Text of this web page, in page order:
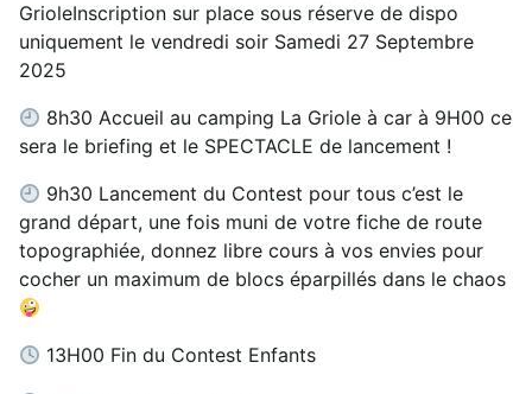
GrioleInscription sur place sous réserve de dispo
uniquement le vendredi soir Samedi 27 Septembre
2025
8h30 Accueil au camping La Griole à car à 9H00 ce
sera le briefing et le SPECTACLE de lancement !
9h30 Lancement du Contest pour tous c’est le
grand départ, une fois muni de votre fiche de route
topographiée, donnez libre cours à vos envies pour
cocher un maximum de blocs éparpillés dans le chaos
13H00 Fin du Contest Enfants